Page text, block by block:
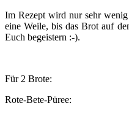
Im Rezept wird nur sehr
eine Weile, bis das Brot auf
Euch begeistern :-).
Für 2 Brote:
Rote-Bete-Püree: